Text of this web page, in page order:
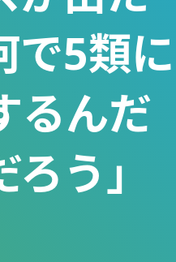
で5類に
るんだ
う」